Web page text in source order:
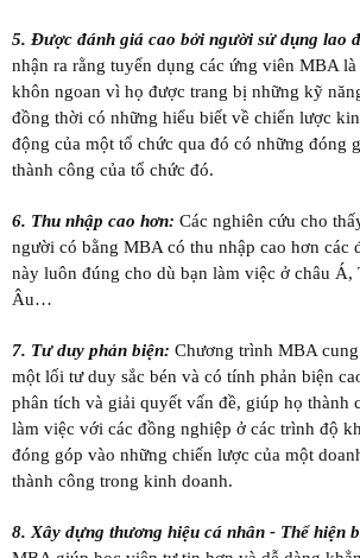
5. Được đánh giá cao bởi người sử dụng lao
nhận ra rằng tuyển dụng các ứng viên MBA
khôn ngoan vì họ được trang bị những kỹ
đồng thời có những hiểu biết về chiến lược
động của một tổ chức qua đó có những đóng
thành công của tổ chức đó.
6. Thu nhập cao hơn: Các nghiên cứu cho
người có bằng MBA có thu nhập cao hơn các
này luôn đúng cho dù bạn làm việc ở châu Á,
Âu…
7. Tư duy phản biện: Chương trình MBA
một lối tư duy sắc bén và có tính phản biện
phân tích và giải quyết vấn đề, giúp họ thành
làm việc với các đồng nghiệp ở các trình độ
đóng góp vào những chiến lược của một
thành công trong kinh doanh.
8. Xây dựng thương hiệu cá nhân - Thể hiện